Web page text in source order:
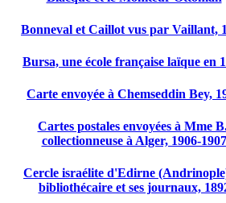
Bonneval et Caillot vus par Vaillant,
Bursa, une école française laïque en
Carte envoyée à Chemseddin Bey,
Cartes postales envoyées à Mme
collectionneuse à Alger, 1906-1907
Cercle israélite d'Edirne
bibliothécaire et ses journaux,